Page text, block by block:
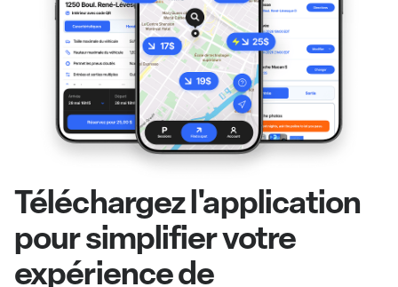
Téléchargez l'application
pour simplifier votre
expérience de